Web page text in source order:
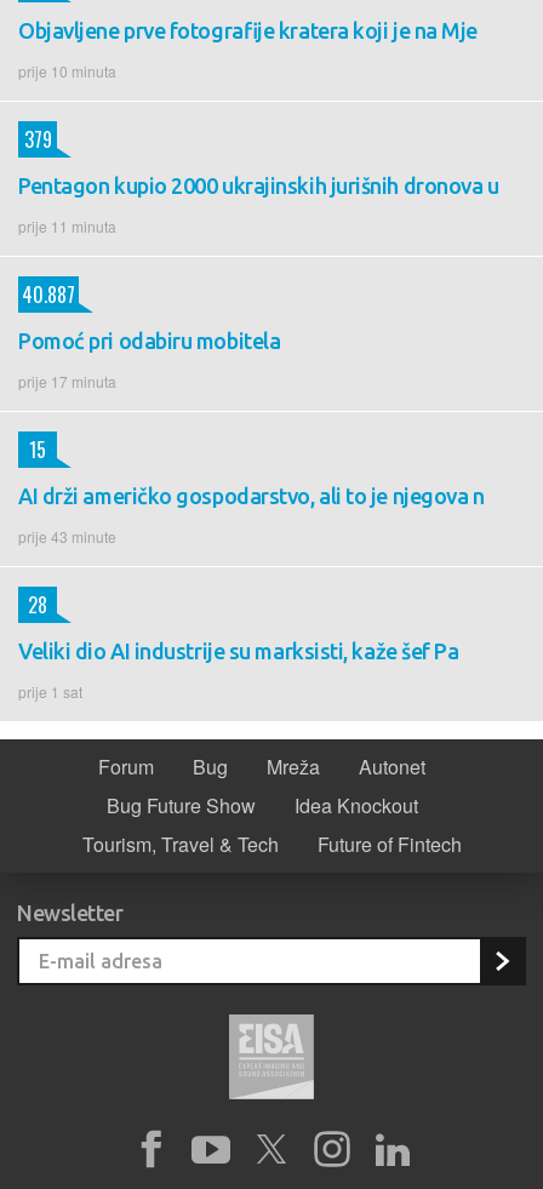
Objavljene prve fotografije kratera koji je na Mje
prije 10 minuta
Pentagon kupio 2000 ukrajinskih jurišnih dronova u
prije 11 minuta
379
Pomoć pri odabiru mobitela
prije 17 minuta
40.887
AI drži američko gospodarstvo, ali to je njegova n
prije 43 minute
15
Veliki dio AI industrije su marksisti, kaže šef Pa
prije 1 sat
28
Forum Bug Mreža
Autonet
Bug Future Show
Idea Knockout
Tourism, Travel & Tech
Future of Fintech
Newsletter